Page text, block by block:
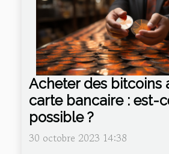
Acheter des bitcoins
carte bancaire : est-
possible ?
30 octobre 2023 14:38